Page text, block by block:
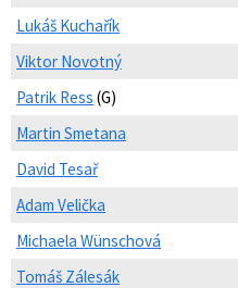
Lukáš Kuchařík
Viktor Novotný
Patrik Ress (G)
Martin Smetana
David Tesař
Adam Velička
Michaela Wünschová
Tomáš Zálesák